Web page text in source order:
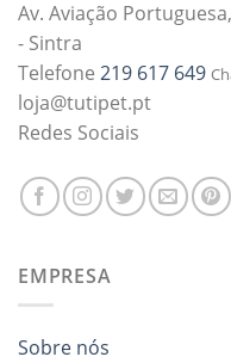
Av. Aviação
- Sintra
Telefone 219 617 649
loja@tutipet.pt
Redes Sociais
EMPRESA
Sobre nós